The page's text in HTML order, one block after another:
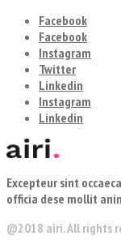
Facebook
Facebook
Instagram
Twitter
Linkedin
Instagram
Linkedin
Excepteur sint
officia dese mollit
@2018 airi. All rights